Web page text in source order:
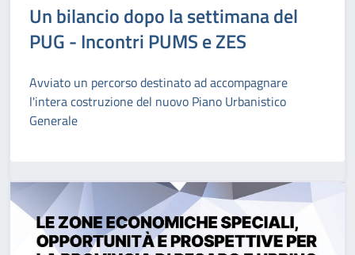
Un bilancio dopo la settimana del
PUG - Incontri PUMS e ZES
Avviato un percorso destinato ad accompagnare
l'intera costruzione del nuovo Piano Urbanistico
Generale